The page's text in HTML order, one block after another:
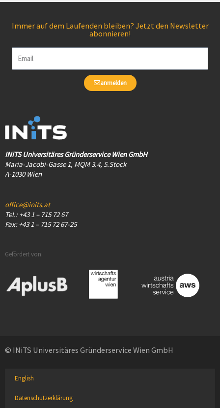
Immer auf dem Laufenden bleiben? Jetzt den Newsletter
abonnieren!
Email
anmelden
INiTS Universitäres Gründerservice Wien GmbH
Maria-Jacobi-Gasse 1, MQM 3.4, 5.Stock
A-1030 Wien
office@inits.at
Tel.: +43 1 – 715 72 67
Fax: +43 1 – 715 72 67-25
Gefördert von:
© INiTS Universitäres Gründerservice Wien GmbH
English
Datenschutzerklärung